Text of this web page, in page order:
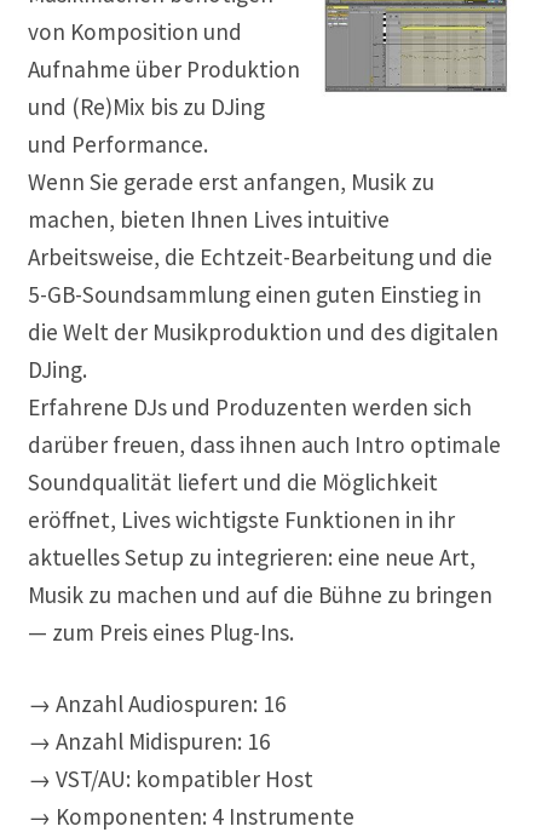
von Komposition und
Aufnahme über Produktion
und (Re)Mix bis zu DJing
und Performance.
Wenn Sie gerade erst anfangen, Musik zu
machen, bieten Ihnen Lives intuitive
Arbeitsweise, die Echtzeit-Bearbeitung und die
5-GB-Soundsammlung einen guten Einstieg in
die Welt der Musikproduktion und des digitalen
DJing.
Erfahrene DJs und Produzenten werden sich
darüber freuen, dass ihnen auch Intro optimale
Soundqualität liefert und die Möglichkeit
eröffnet, Lives wichtigste Funktionen in ihr
aktuelles Setup zu integrieren: eine neue Art,
Musik zu machen und auf die Bühne zu bringen
— zum Preis eines Plug-Ins.
→ Anzahl Audiospuren: 16
→ Anzahl Midispuren: 16
→ VST/AU: kompatibler Host
→ Komponenten: 4 Instrumente